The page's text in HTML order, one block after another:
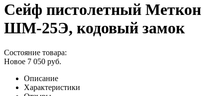
Сейф пистолетный Меткон
ШМ-25Э, кодовый замок
Состояние товара:
Новое 7 050 руб.
Описание
Характеристики